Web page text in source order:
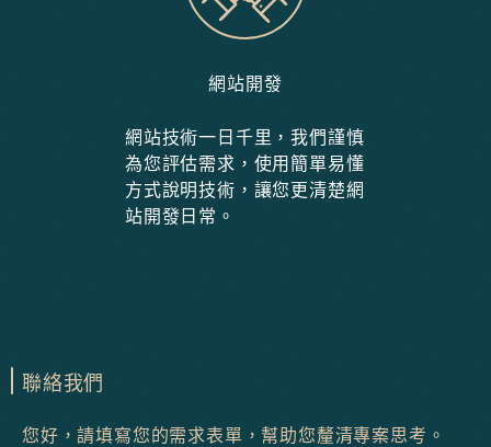
網站開發
網站技術一日千里，我們謹慎
為您評估需求，使用簡單易懂
方式說明技術，讓您更清楚網
站開發日常。
聯絡我們
您好，請填寫您的需求表單，幫助您釐清專案思考。